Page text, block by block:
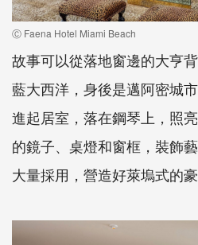
Ⓒ Faena Hotel Miami Beach
故事可以從落地窗邊的大亨
藍大西洋，身後是邁阿密城
進起居室，落在鋼琴上，照
的鏡子、桌燈和窗框，裝飾
大量採用，營造好萊塢式的豪